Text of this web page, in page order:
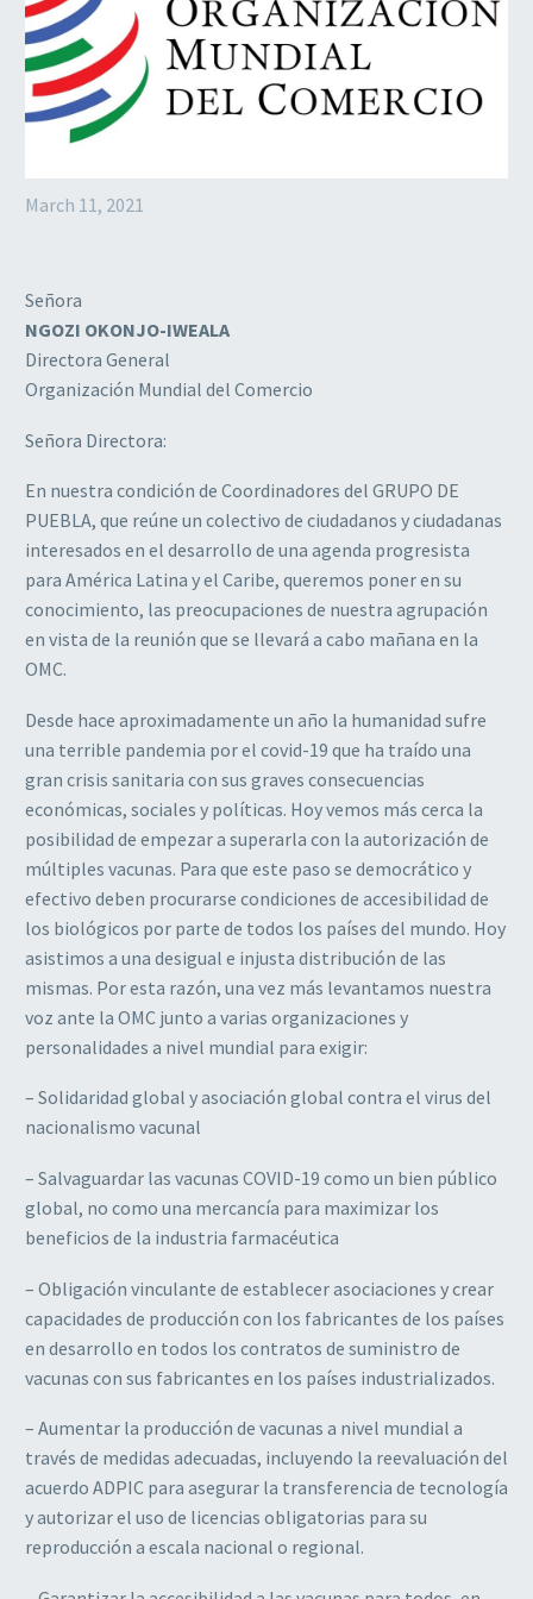
March 11, 2021
Señora
NGOZI OKONJO-IWEALA
Directora General
Organización Mundial del Comercio
Señora Directora:
En nuestra condición de Coordinadores del GRUPO DE
PUEBLA, que reúne un colectivo de ciudadanos y ciudadanas
interesados en el desarrollo de una agenda progresista
para América Latina y el Caribe, queremos poner en su
conocimiento, las preocupaciones de nuestra agrupación
en vista de la reunión que se llevará a cabo mañana en la
OMC.
Desde hace aproximadamente un año la humanidad sufre
una terrible pandemia por el covid-19 que ha traído una
gran crisis sanitaria con sus graves consecuencias
económicas, sociales y políticas. Hoy vemos más cerca la
posibilidad de empezar a superarla con la autorización de
múltiples vacunas. Para que este paso se democrático y
efectivo deben procurarse condiciones de accesibilidad de
los biológicos por parte de todos los países del mundo. Hoy
asistimos a una desigual e injusta distribución de las
mismas. Por esta razón, una vez más levantamos nuestra
voz ante la OMC junto a varias organizaciones y
personalidades a nivel mundial para exigir:
– Solidaridad global y asociación global contra el virus del
nacionalismo vacunal
– Salvaguardar las vacunas COVID-19 como un bien público
global, no como una mercancía para maximizar los
beneficios de la industria farmacéutica
– Obligación vinculante de establecer asociaciones y crear
capacidades de producción con los fabricantes de los países
en desarrollo en todos los contratos de suministro de
vacunas con sus fabricantes en los países industrializados.
– Aumentar la producción de vacunas a nivel mundial a
través de medidas adecuadas, incluyendo la reevaluación del
acuerdo ADPIC para asegurar la transferencia de tecnología
y autorizar el uso de licencias obligatorias para su
reproducción a escala nacional o regional.